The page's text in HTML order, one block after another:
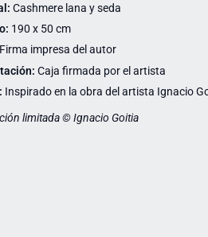
Cashmere lana y seda
190 x 50 cm
Firma impresa del autor
Caja firmada por el artista
Inspirado en la obra del artista Ignacio
limitada © Ignacio Goitia